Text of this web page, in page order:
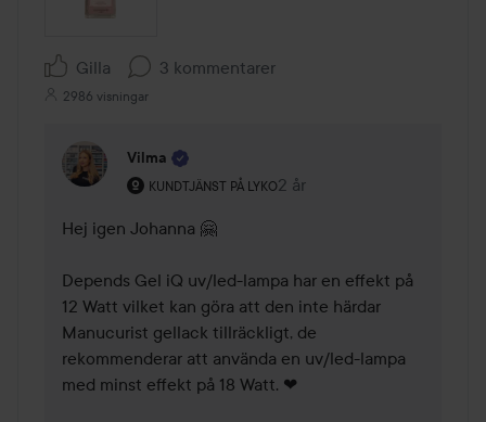
Gilla 3 kommentarer
2986 visningar
Vilma
KUNDTJÄNST PÅ LYKO
Användarens roll: Kundtjänst på Lyko.
2 år
Kommentaren lades 2 år
Hej igen Johanna 🤗
Depends Gel iQ uv/led-lampa har en effekt på
12 Watt vilket kan göra att den inte härdar
Manucurist gellack tillräckligt, de
rekommenderar att använda en uv/led-lampa
med minst effekt på 18 Watt. ❤